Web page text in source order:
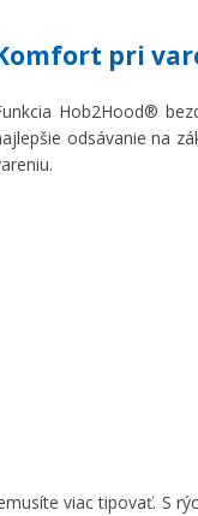
pri
Hob2Hood®
odsávanie na
viac tipovať. S